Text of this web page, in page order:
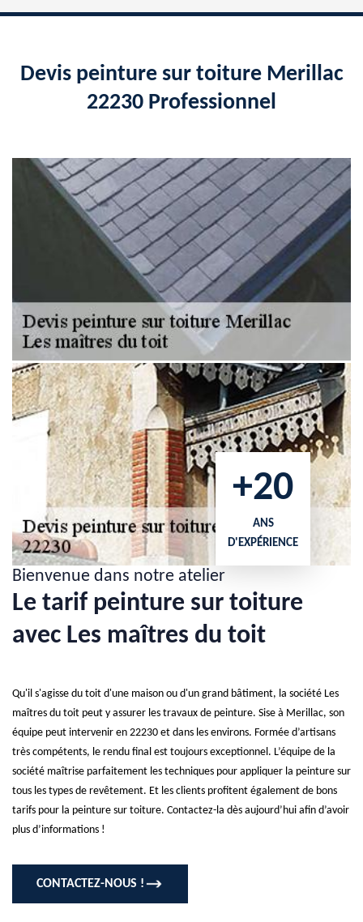
Devis peinture sur toiture Merillac
22230 Professionnel
+20
ANS
D'EXPÉRIENCE
Bienvenue dans notre atelier
Le tarif peinture sur toiture
avec Les maîtres du toit
Qu'il s'agisse du toit d'une maison ou d'un grand bâtiment, la société Les
maîtres du toit peut y assurer les travaux de peinture. Sise à Merillac, son
équipe peut intervenir en 22230 et dans les environs. Formée d’artisans
très compétents, le rendu final est toujours exceptionnel. L’équipe de la
société maîtrise parfaitement les techniques pour appliquer la peinture sur
tous les types de revêtement. Et les clients profitent également de bons
tarifs pour la peinture sur toiture. Contactez-la dès aujourd’hui afin d’avoir
plus d’informations !
CONTACTEZ-NOUS !